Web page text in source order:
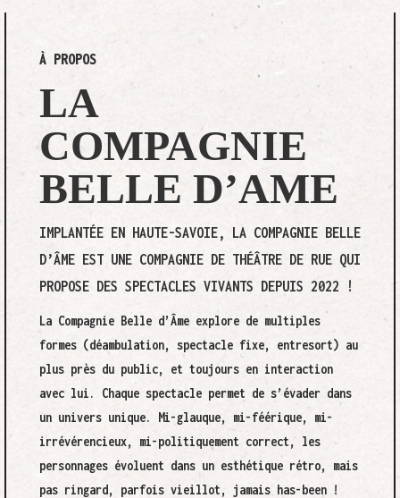
À PROPOS
LA
COMPAGNIE
BELLE D’AME
IMPLANTÉE EN HAUTE-SAVOIE, LA COMPAGNIE BELLE
D’ÂME EST UNE COMPAGNIE DE THÉÂTRE DE RUE QUI
PROPOSE DES SPECTACLES VIVANTS DEPUIS 2022 !
La Compagnie Belle d’Âme explore de multiples
formes (déambulation, spectacle fixe, entresort) au
plus près du public, et toujours en interaction
avec lui. Chaque spectacle permet de s’évader dans
un univers unique. Mi-glauque, mi-féérique, mi-
irrévérencieux, mi-politiquement correct, les
personnages évoluent dans un esthétique rétro, mais
pas ringard, parfois vieillot, jamais has-been !